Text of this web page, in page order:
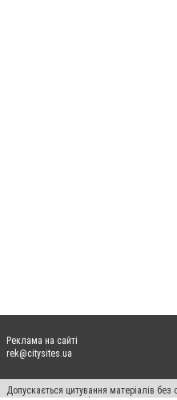
Реклама на сайті
rek@citysites.ua
Допускається цитування матеріалів